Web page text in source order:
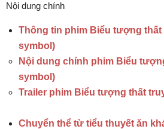
Nội dung chính
Thông tin phim Biểu tượng thất
symbol)
Nội dung chính phim Biểu
symbol)
Trailer phim Biểu tượng thất
Chuyển thể từ tiểu thuyết ăn